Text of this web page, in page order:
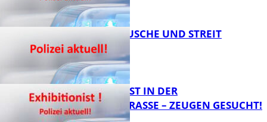
KNALLGERÄUSCHE UND STREIT
EXHIBITIONIST IN DER
VELMANNSTRASSE – ZEUGEN GESUCHT!